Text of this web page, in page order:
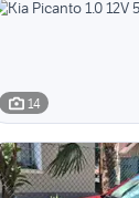
14